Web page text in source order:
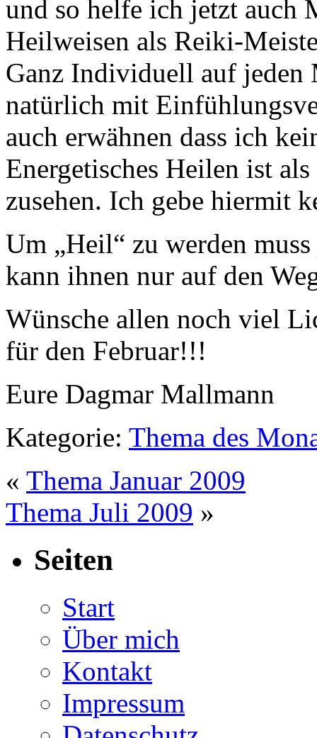
und so helfe ich jetzt auch
Heilweisen als Reiki-
Ganz Individuell auf jeden
natürlich mit
auch erwähnen dass ich
Energetisches Heilen ist
zusehen. Ich gebe hiermit
Um „Heil“ zu werden
kann ihnen nur auf den
Wünsche allen noch viel
für den Februar!!!
Eure Dagmar Mallmann
Kategorie: Thema des
« Thema Januar 2009
Thema Juli 2009 »
Seiten
Start
Über mich
Kontakt
Impressum